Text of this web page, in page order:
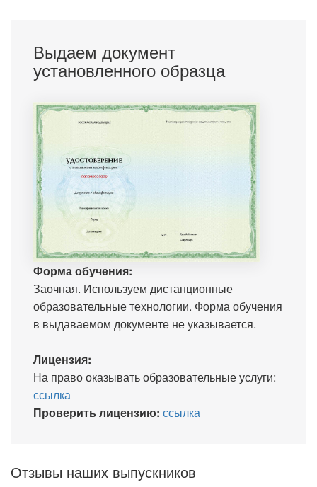
Выдаем документ
установленного образца
Форма обучения:
Заочная. Используем дистанционные
образовательные технологии. Форма обучения
в выдаваемом документе не указывается.
Лицензия:
На право оказывать образовательные услуги:
ссылка
Проверить лицензию: ссылка
Отзывы наших выпускников